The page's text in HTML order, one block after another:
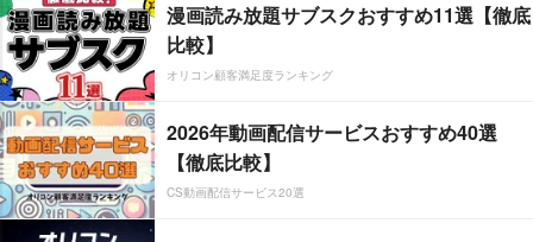
漫画読み放題サブスクおすすめ11選【徹底
比較】
オリコン顧客満足度ランキング
2026年動画配信サービスおすすめ40選
【徹底比較】
CS動画配信サービス20選